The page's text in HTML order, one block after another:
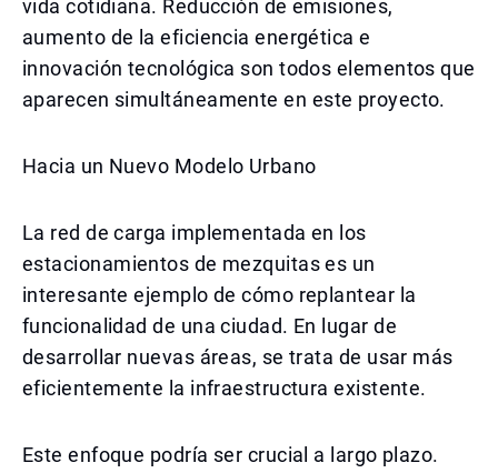
vida cotidiana. Reducción de emisiones,
aumento de la eficiencia energética e
innovación tecnológica son todos elementos que
aparecen simultáneamente en este proyecto.
Hacia un Nuevo Modelo Urbano
La red de carga implementada en los
estacionamientos de mezquitas es un
interesante ejemplo de cómo replantear la
funcionalidad de una ciudad. En lugar de
desarrollar nuevas áreas, se trata de usar más
eficientemente la infraestructura existente.
Este enfoque podría ser crucial a largo plazo.